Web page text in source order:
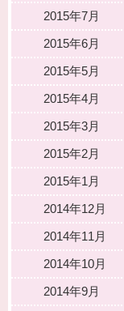
2015年7月
2015年6月
2015年5月
2015年4月
2015年3月
2015年2月
2015年1月
2014年12月
2014年11月
2014年10月
2014年9月